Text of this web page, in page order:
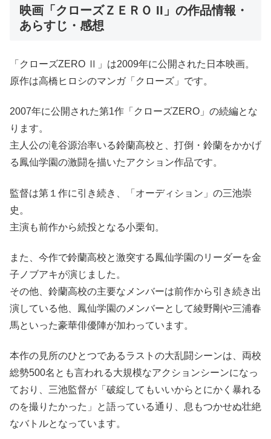
映画「クローズＺＥＲＯ II」の作品情報・
あらすじ・感想
「クローズZERO Ⅱ」は2009年に公開された日本映画。
原作は高橋ヒロシのマンガ「クローズ」です。
2007年に公開された第1作「クローズZERO」の続編とな
ります。
主人公の滝谷源治率いる鈴蘭高校と、打倒・鈴蘭をかかげ
る鳳仙学園の激闘を描いたアクション作品です。
監督は第１作に引き続き、「オーディション」の三池崇
史。
主演も前作から続投となる小栗旬。
また、今作で鈴蘭高校と激突する鳳仙学園のリーダーを金
子ノブアキが演じました。
その他、鈴蘭高校の主要なメンバーは前作から引き続き出
演している他、鳳仙学園のメンバーとして綾野剛や三浦春
馬といった豪華俳優陣が加わっています。
本作の見所のひとつであるラストの大乱闘シーンは、両校
総勢500名とも言われる大規模なアクションシーンになっ
ており、三池監督が「破綻してもいいからとにかく暴れる
のを撮りたかった」と語っている通り、息もつかせぬ壮絶
なバトルとなっています。